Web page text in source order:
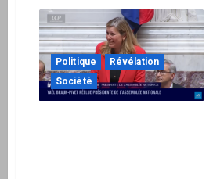
Assemblée
nationale
:
le
1er
tour
de
l’élection
des
Politique
Révélation
Société